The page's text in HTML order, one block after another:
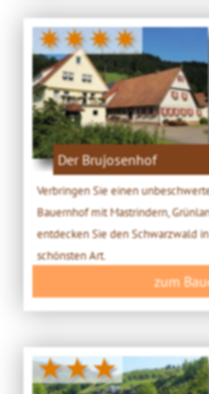
✷✷✷✷
Der Brujosenhof
Verbringen Sie einen
Bauernhof mit Mastrindern,
entdecken Sie den Schwarzwald
schönsten Art.
zum
★★★